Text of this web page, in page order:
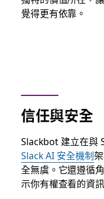
覺得更有依靠。
信任與安全
Slackbot 建立在與
Slack AI 安全機制
全無虞。它還遵循
示你有權查看的資